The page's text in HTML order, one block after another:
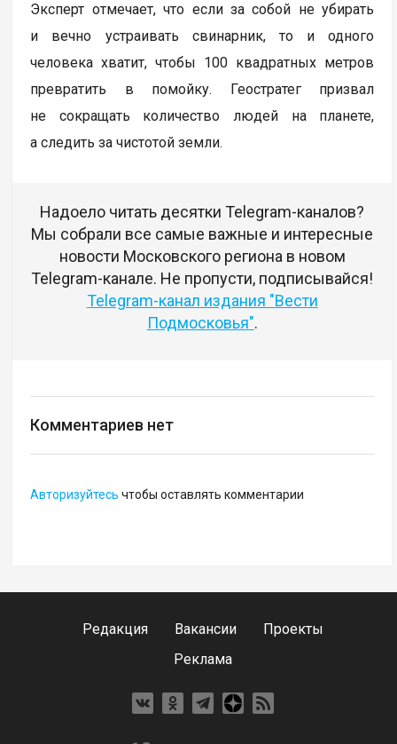
Эксперт отмечает, что если за собой не убирать
и вечно устраивать свинарник, то и одного
человека хватит, чтобы 100 квадратных метров
превратить в помойку. Геостратег призвал
не сокращать количество людей на планете,
а следить за чистотой земли.
Надоело читать десятки Telegram-каналов?
Мы собрали все самые важные и интересные
новости Московского региона в новом
Telegram-канале. Не пропусти, подписывайся!
Telegram-канал издания "Вести
Подмосковья".
Комментариев нет
Авторизуйтесь чтобы оставлять комментарии
Редакция Вакансии
Проекты
Реклама